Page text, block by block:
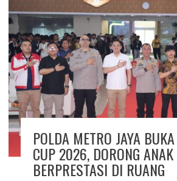
POLDA METRO JAYA
CUP 2026, DORONG
BERPRESTASI DI RUANG